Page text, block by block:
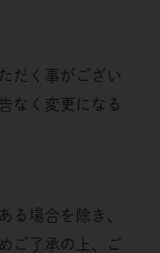
だく事がござい
なく変更になる
る場合を除き、
ご了承の上、ご